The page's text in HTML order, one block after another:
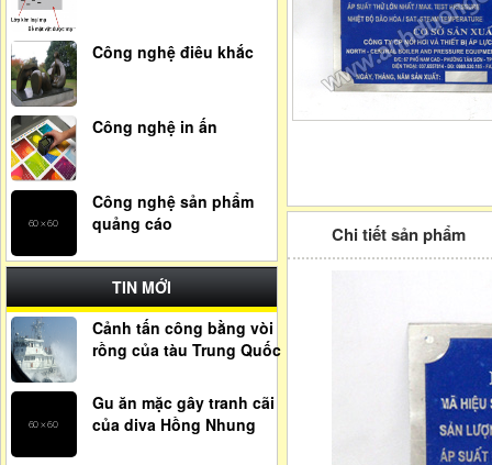
Công nghệ điêu khắc
Công nghệ in ấn
Công nghệ sản phẩm
quảng cáo
TIN MỚI
Cảnh tấn công bằng vòi
rồng của tàu Trung Quốc
Gu ăn mặc gây tranh cãi
của diva Hồng Nhung
Chi tiết sản phẩm